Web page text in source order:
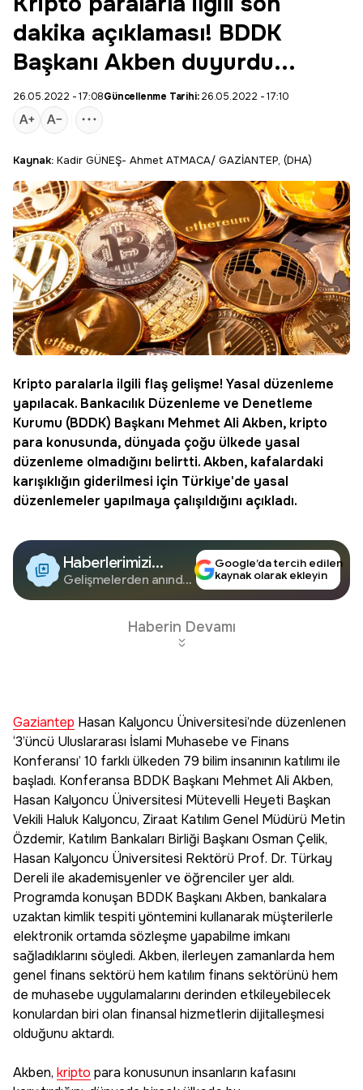
dakika açıklaması! BDDK
Başkanı Akben duyurdu...
26.05.2022 - 17:08Güncellenme Tarihi:26.05.2022 - 17:10
Kaynak: Kadir GÜNEŞ- Ahmet ATMACA/ GAZİANTEP, (DHA)
Kripto paralarla ilgili flaş gelişme! Yasal düzenleme
yapılacak. Bankacılık Düzenleme ve Denetleme
Kurumu (BDDK) Başkanı Mehmet Ali Akben, kripto
para konusunda, dünyada çoğu ülkede yasal
düzenleme olmadığını belirtti. Akben, kafalardaki
karışıklığın giderilmesi için Türkiye'de yasal
düzenlemeler yapılmaya çalışıldığını açıkladı.
Haberlerimizi
Google'da Takip
Edin
Gelişmelerden anında
Google’da tercih edilen
kaynak olarak ekleyin
Haberin Devamı
Gaziantep Hasan Kalyoncu Üniversitesi’nde düzenlenen
‘3’üncü Uluslararası İslami Muhasebe ve Finans
Konferansı’ 10 farklı ülkeden 79 bilim insanının katılımı ile
başladı. Konferansa BDDK Başkanı Mehmet Ali Akben,
Hasan Kalyoncu Üniversitesi Mütevelli Heyeti Başkan
Vekili Haluk Kalyoncu, Ziraat Katılım Genel Müdürü Metin
Özdemir, Katılım Bankaları Birliği Başkanı Osman Çelik,
Hasan Kalyoncu Üniversitesi Rektörü Prof. Dr. Türkay
Dereli ile akademisyenler ve öğrenciler yer aldı.
Programda konuşan BDDK Başkanı Akben, bankalara
uzaktan kimlik tespiti yöntemini kullanarak müşterilerle
elektronik ortamda sözleşme yapabilme imkanı
sağladıklarını söyledi. Akben, ilerleyen zamanlarda hem
genel finans sektörü hem katılım finans sektörünü hem
de muhasebe uygulamalarını derinden etkileyebilecek
konulardan biri olan finansal hizmetlerin dijitalleşmesi
olduğunu aktardı.
Akben, kripto para konusunun insanların kafasını